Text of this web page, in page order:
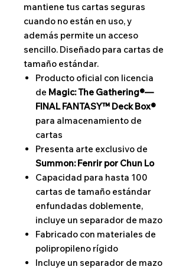
mantiene tus cartas seguras
cuando no están en uso, y
además permite un acceso
sencillo. Diseñado para cartas de
tamaño estándar.
Producto oficial con licencia
de Magic: The Gathering®—
FINAL FANTASY™ Deck Box®
para almacenamiento de
cartas
Presenta arte exclusivo de
Summon: Fenrir por Chun Lo
Capacidad para hasta 100
cartas de tamaño estándar
enfundadas doblemente,
incluye un separador de mazo
Fabricado con materiales de
polipropileno rígido
Incluye un separador de mazo